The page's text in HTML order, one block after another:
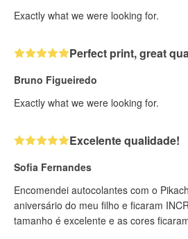
Exactly what we were looking for.
Perfect print, great
Bruno Figueiredo
Exactly what we were looking for.
Excelente qualidade!
Sofia Fernandes
Encomendei autocolantes com o
aniversário do meu filho e ficaram
tamanho é excelente e as cores